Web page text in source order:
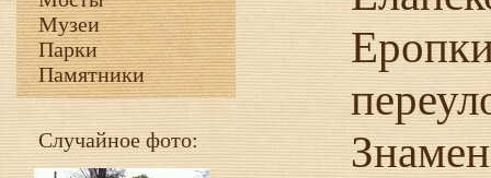
Музеи
Парки
Памятники
Случайное фото: